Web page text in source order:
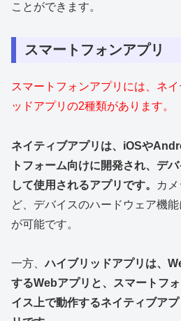
ことができます。
スマートフォンアプリ
スマートフォンアプリには、ネ
ッドアプリの2種類があります。
ネイティブアプリは、iOSや
トフォーム向けに開発され、デ
して使用されるアプリです。
カ
ど、デバイスのハードウェア機
が可能です。
一方、ハイブリッドアプリは、
するWebアプリと、スマートフ
イス上で動作するネイティブア